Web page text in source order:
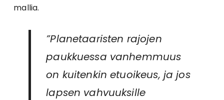
mallia.
”Planetaaristen rajojen
paukkuessa vanhemmuus
on kuitenkin etuoikeus, ja jos
lapsen vahvuuksille